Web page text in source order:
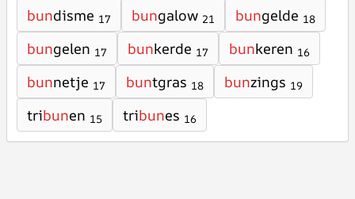
bundisme 17 bungalow 21 bungelde 18
bungelen 17 bunkerde 17 bunkeren 16
bunnetje 17 buntgras 18 bunzings 19
tribunen 15 tribunes 16